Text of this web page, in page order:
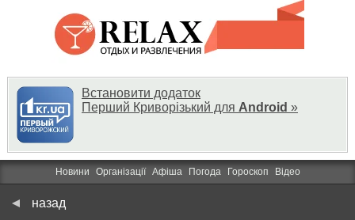
Встановити додаток
Перший Криворізький для Android »
Новини Організації Афіша Погода Гороскоп Відео
назад